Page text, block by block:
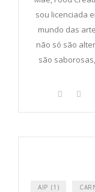
sou licenciada
mundo das
não só são
são
AIP (1)